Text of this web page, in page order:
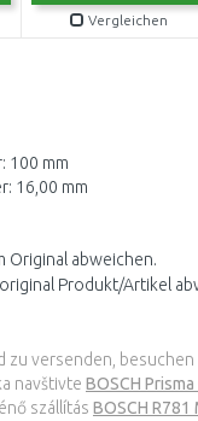
Vergleichen
100 mm
16,00 mm
Original abweichen.
Produkt/Artikel
zu versenden, besuchen
navštivte BOSCH
szállítás BOSCH